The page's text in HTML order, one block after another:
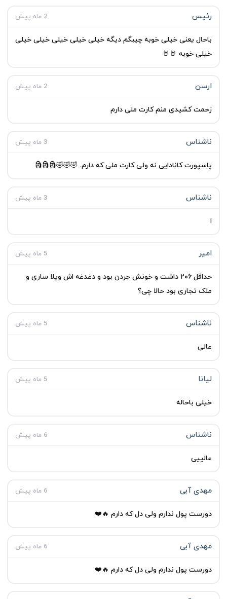
رئیس 2 ماه پیش
باحال یعنی خیلی خوبه چیبگم دیگه خیلی خیلی خیلی خیلی خیلی
خیلی خوبه 🤘🤘
ارسن 2 ماه پیش
زحمت کشیدی منم کارت ملی دارم
ناشناس 3 ماه پیش
پاسپورت کانادایی نه ولی کارت ملی که دارم. 🤣🤣🤣🗿🗿🗿
ناشناس 3 ماه پیش
ا
امیر 5 ماه پیش
حداقل ۲۰۶ داشت و خونش جردن بود و دغدغه اش ویلا ساری و
ملک تجاری بود حالا چی؟
ناشناس 5 ماه پیش
عالی
لیانا 5 ماه پیش
خیلی باحاله
ناشناس 6 ماه پیش
عالییی
مهدی آبی 6 ماه پیش
دورست پول ندارم ولی دل که دارم 🔥❤️
مهدی آبی 6 ماه پیش
دورست پول ندارم ولی دل که دارم 🔥❤️